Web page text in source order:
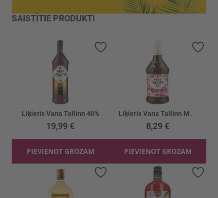
SAISTĪTIE PRODUKTI
Liķieris Vana Tallinn 40%
19,99 €
PIEVIENOT GROZAM
8,29 €
PIEVIENOT GROZAM
Pievienot vēlmju sarakstam